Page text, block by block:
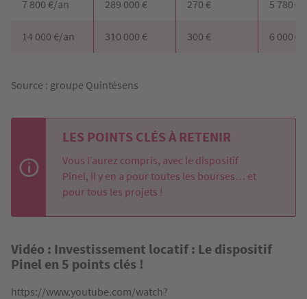
7 800 €/an 289 000 € 270 € 5 780
14 000 €/an 310 000 € 300 € 6 000
Source : groupe Quintésens
LES POINTS CLÉS À RETENIR
Vous l’aurez compris, avec le dispositif
Pinel, il y en a pour toutes les bourses… et
pour tous les projets !
Vidéo : Investissement locatif : Le dispositif
Pinel en 5 points clés !
https://www.youtube.com/watch?